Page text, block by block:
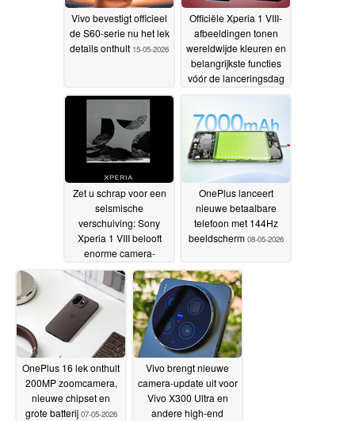
Vivo bevestigt officieel
de S60-serie nu het lek
details onthult 15-05-2026
Officiële Xperia 1 VIII-
afbeeldingen tonen
wereldwijde kleuren en
belangrijkste functies
vóór de lanceringsdag
12-05-2026
Zet u schrap voor een
seismische
verschuiving: Sony
Xperia 1 VIII belooft
enorme camera-
upgrades in nieuwe
officiële teaser11-05-
2026
OnePlus lanceert
nieuwe betaalbare
telefoon met 144Hz
beeldscherm 08-05-2026
OnePlus 16 lek onthult
200MP zoomcamera,
nieuwe chipset en
grote batterij 07-05-2026
Vivo brengt nieuwe
camera-update uit voor
Vivo X300 Ultra en
andere high-end